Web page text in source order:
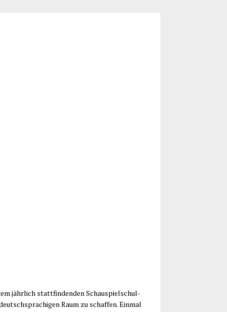
jähr­lich statt­fin­den­den Schau­spiel­schul­
Raum zu schaf­fen. Ein­mal